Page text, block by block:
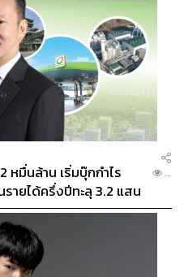
หมื่นล้าน เริ่มบุ๊กกำไร
ายได้ครึ่งปีทะลุ 3.2 แสน
...